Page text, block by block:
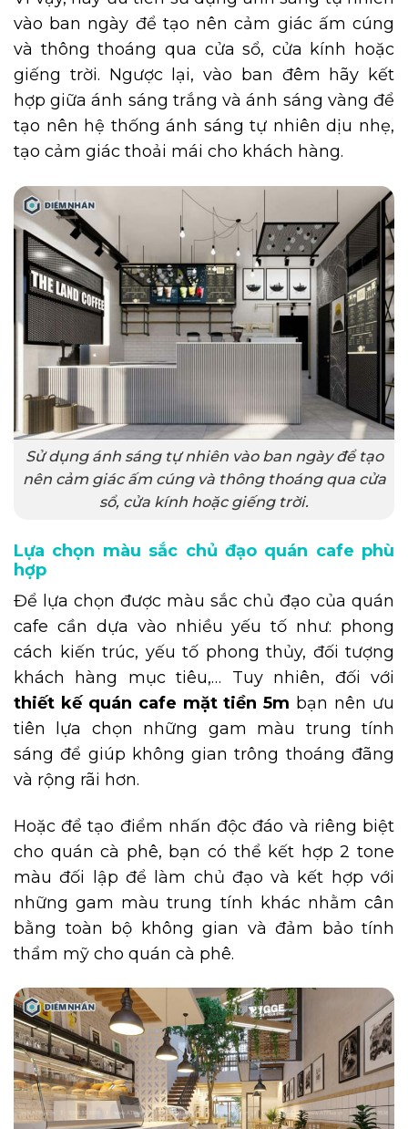
vào ban ngày để tạo nên cảm giác ấm cúng
và thông thoáng qua cửa sổ, cửa kính hoặc
giếng trời. Ngược lại, vào ban đêm hãy kết
hợp giữa ánh sáng trắng và ánh sáng vàng để
tạo nên hệ thống ánh sáng tự nhiên dịu nhẹ,
tạo cảm giác thoải mái cho khách hàng.
Sử dụng ánh sáng tự nhiên vào ban ngày để tạo
nên cảm giác ấm cúng và thông thoáng qua cửa
sổ, cửa kính hoặc giếng trời.
Lựa chọn màu sắc chủ đạo quán cafe phù
hợp
Để lựa chọn được màu sắc chủ đạo của quán
cafe cần dựa vào nhiều yếu tố như: phong
cách kiến trúc, yếu tố phong thủy, đối tượng
khách hàng mục tiêu,… Tuy nhiên, đối với
thiết kế quán cafe mặt tiền 5m bạn nên ưu
tiên lựa chọn những gam màu trung tính
sáng để giúp không gian trông thoáng đãng
và rộng rãi hơn.
Hoặc để tạo điểm nhấn độc đáo và riêng biệt
cho quán cà phê, bạn có thể kết hợp 2 tone
màu đối lập để làm chủ đạo và kết hợp với
những gam màu trung tính khác nhằm cân
bằng toàn bộ không gian và đảm bảo tính
thẩm mỹ cho quán cà phê.